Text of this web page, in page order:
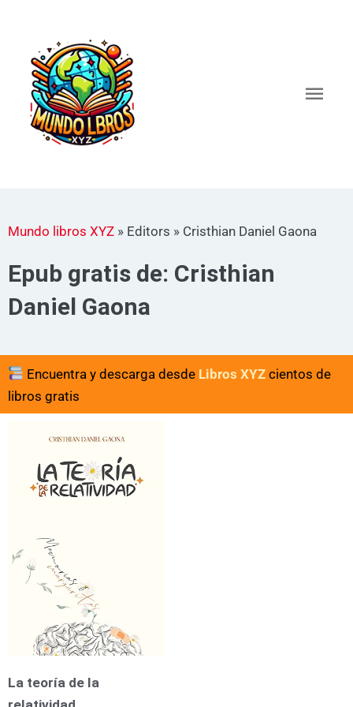
contenido
Mundo libros XYZ » Editors » Cristhian Daniel Gaona
Epub gratis de: Cristhian
Daniel Gaona
Encuentra y descarga desde Libros XYZcientos de
libros gratis
La teoría de la